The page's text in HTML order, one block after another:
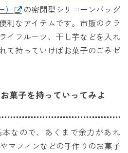
の密閉型シリコーンバッグ
利なアイテムです。市販のクラ
イフルーツ、干し芋などを入れ
て持っていけばお菓子のごみゼ
菓子を持っていってみよ
なので、あくまで余力があれ
マフィンなどの手作りのお菓子